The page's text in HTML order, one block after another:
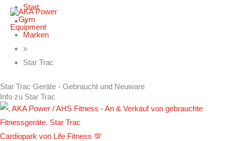
Zum
Inhalt
springen
Start
»
Marken
»
Star Trac
Star Trac Geräte - Gebraucht und Neuware
Info zu Star Trac
Cardiopark von Life Fitness 💯